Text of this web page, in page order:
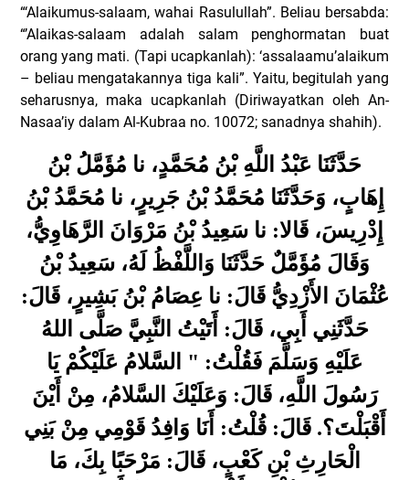
“‘Alaikumus-salaam, wahai Rasulullah”. Beliau bersabda:
“’Alaikas-salaam adalah salam penghormatan buat
orang yang mati. (Tapi ucapkanlah): ‘assalaamu’alaikum
– beliau mengatakannya tiga kali”. Yaitu, begitulah yang
seharusnya, maka ucapkanlah (Diriwayatkan oleh An-
Nasaa’iy dalam Al-Kubraa no. 10072; sanadnya shahih).
حَدَّثَنَا عَبْدُ اللَّهِ بْنُ مُحَمَّدٍ، نا مُؤَمَّلُ بْنُ
إِهَابٍ، وَحَدَّثَنَا مُحَمَّدُ بْنُ جَرِيرٍ، نا مُحَمَّدُ بْنُ
إِدْرِيسَ، قَالا: نا سَعِيدُ بْنُ مَرْوَانَ الرَّهَاوِيُّ،
وَقَالَ مُؤَمَّلٌ حَدَّثَنَا وَاللَّفْظُ لَهُ، سَعِيدُ بْنُ
عُثْمَانَ الأَزْدِيُّ قَالَ: نا عِصَامُ بْنُ بَشِيرٍ، قَالَ:
حَدَّثَنِي أَبِي، قَالَ: أَتَيْتُ النَّبِيَّ صَلَّى اللهُ
عَلَيْهِ وَسَلَّمَ فَقُلْتُ: " السَّلامُ عَلَيْكُمْ يَا
رَسُولَ اللَّهِ، قَالَ: وَعَلَيْكَ السَّلامُ، مِنْ أَيْنَ
أَقْبَلْتَ؟. قَالَ: قُلْتُ: أَنَا وَافِدُ قَوْمِي مِنْ بَنِي
الْحَارِثِ بْنِ كَعْبٍ، قَالَ: مَرْحَبًا بِكَ، مَا